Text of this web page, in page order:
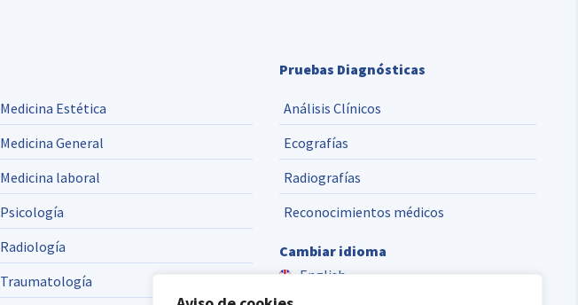
Medicina Estética
Medicina General
Medicina laboral
Psicología
Radiología
Traumatología
Pruebas Diagnósticas
Análisis Clínicos
Ecografías
Radiografías
Reconocimientos médicos
Cambiar idioma
English